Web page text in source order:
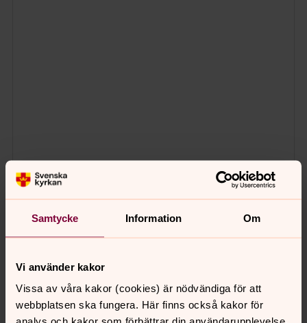
Samtycke Information Om
Vi använder kakor
Vissa av våra kakor (cookies) är nödvändiga för att
webbplatsen ska fungera. Här finns också kakor för